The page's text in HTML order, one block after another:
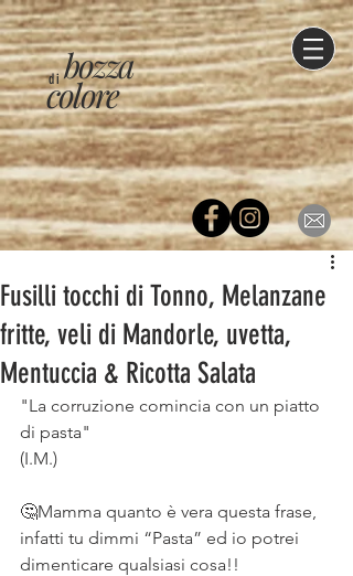
di
colore
bozza
Fusilli tocchi di Tonno, Melanzane
fritte, veli di Mandorle, uvetta,
Mentuccia & Ricotta Salata
"La corruzione comincia con un piatto
di pasta" ⠀
(I.M.) ⠀
🤔Mamma quanto è vera questa frase,
infatti tu dimmi “Pasta” ed io potrei
dimenticare qualsiasi cosa!!⠀